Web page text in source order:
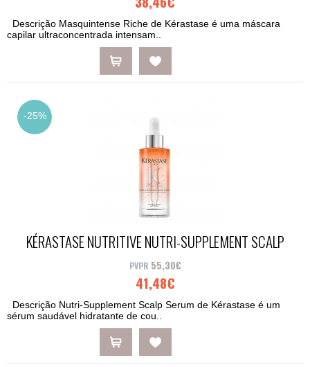
Descrição Masquintense Riche de Kérastase é uma máscara
capilar ultraconcentrada intensam..
-25%
KÉRASTASE NUTRITIVE NUTRI-SUPPLEMENT SCALP
SERUM 90ML
55,30€
41,48€
Descrição Nutri-Supplement Scalp Serum de Kérastase é um
sérum saudável hidratante de cou..